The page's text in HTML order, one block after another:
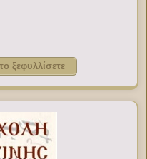
ξεφυλλίσετε